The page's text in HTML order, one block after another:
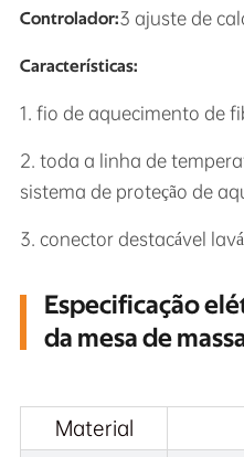
Controlador:3 ajuste de
Características:
1. fio de aquecimento de
2. toda a linha de
sistema de proteção de
3. conector destacável
Especificação
da mesa de
Material